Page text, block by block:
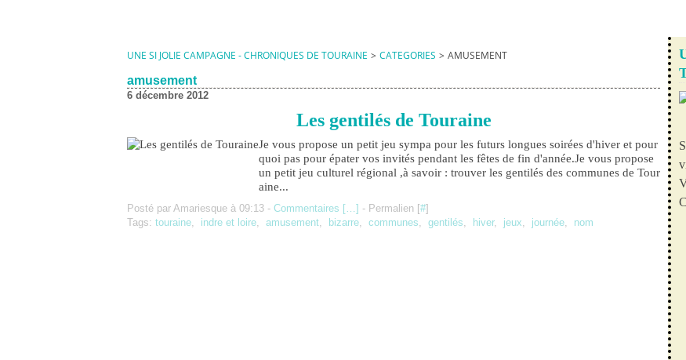
UNE SI JOLIE CAMPAGNE - CHRONIQUES DE TOURAINE > CATEGORIES > AMUSEMENT
amusement
6 décembre 2012
Les gentilés de Touraine
Je vous propose un petit jeu sympa pour les futurs longues soirées d'hiver et pour
quoi pas pour épater vos invités pendant les fêtes de fin d'année.Je vous propose
un petit jeu culturel régional ,à savoir : trouver les gentilés des communes de Tour
aine...
Posté par Amariesque à 09:13 - Commentaires […] - Permalien [#]
Tags: touraine, indre et loire, amusement, bizarre, communes, gentilés, hiver, jeux, journée, nom